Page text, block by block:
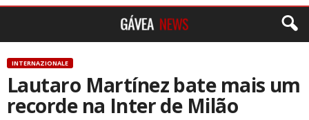
INTERNAZIONALE
Lautaro Martínez bate mais um
recorde na Inter de Milão